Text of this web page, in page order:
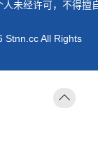
未经许可，不得擅
Stnn.cc All Rights